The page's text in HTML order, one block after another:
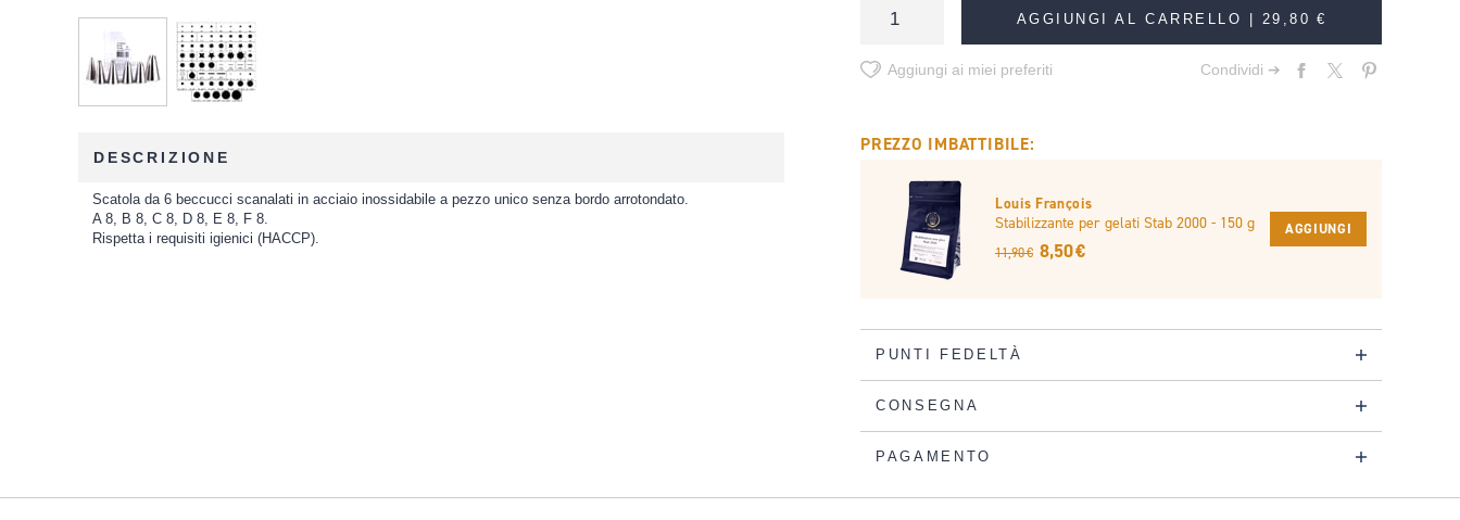
AGGIUNGI AL CARRELLO | 29,80 €
Aggiungi ai miei preferiti Condividi ➔
DESCRIZIONE
Scatola da 6 beccucci scanalati in acciaio inossidabile a pezzo unico senza bordo arrotondato.
A 8, B 8, C 8, D 8, E 8, F 8.
Rispetta i requisiti igienici (HACCP).
PREZZO IMBATTIBILE:
Louis François
Stabilizzante per gelati Stab 2000 - 150 g
11,90 € 8,50 €
AGGIUNGI
PUNTI FEDELTÀ
CONSEGNA
PAGAMENTO